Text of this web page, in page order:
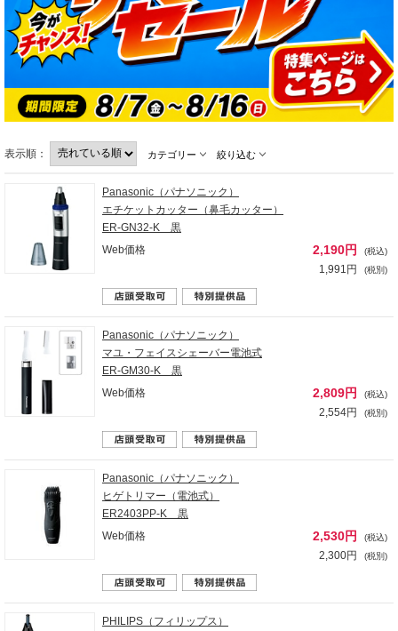
表示順： カテゴリー 絞り込む
Panasonic（パナソニック）
エチケットカッター（鼻毛カッター）
ER-GN32-K 黒
Web価格
2,190円 (税込)
1,991円 (税別)
Panasonic（パナソニック）
マユ・フェイスシェーバー電池式
ER-GM30-K 黒
Web価格
2,809円 (税込)
2,554円 (税別)
Panasonic（パナソニック）
ヒゲトリマー（電池式）
ER2403PP-K 黒
Web価格
2,530円 (税込)
2,300円 (税別)
PHILIPS（フィリップス）